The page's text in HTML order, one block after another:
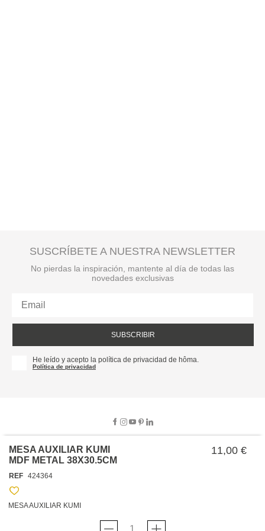
MESA AUXILIAR KUMI
MDF METAL 38X30.5CM
11,00 €
REF 424364
MESA AUXILIAR KUMI
SUSCRÍBETE A NUESTRA NEWSLETTER
No pierdas la inspiración, mantente al día de todas las
novedades exclusivas
SUBSCRIBIR
He leído y acepto la política de privacidad de hôma.
Política de privacidad
SOBRE NOSOTROS
PROTECCIÓN DE DATOS